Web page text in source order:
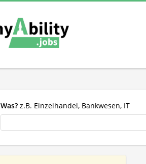
Was? z.B. Einzelhandel, Bankwesen, IT